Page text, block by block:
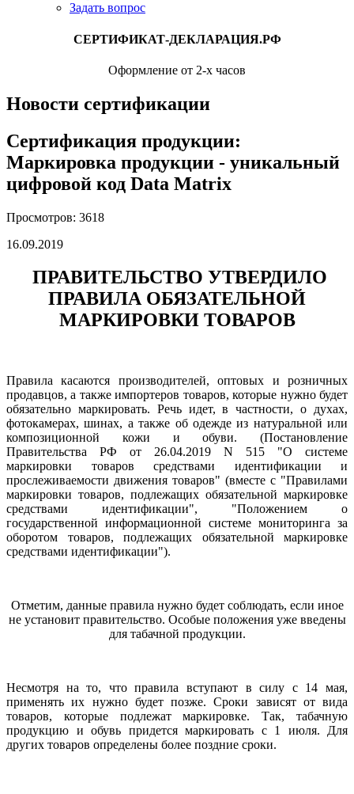
Задать вопрос
СЕРТИФИКАТ-ДЕКЛАРАЦИЯ.РФ
Оформление от 2-х часов
Новости сертификации
Сертификация продукции:
Маркировка продукции - уникальный
цифровой код Data Matrix
Просмотров: 3618
16.09.2019
ПРАВИТЕЛЬСТВО УТВЕРДИЛО
ПРАВИЛА ОБЯЗАТЕЛЬНОЙ
МАРКИРОВКИ ТОВАРОВ
Правила касаются производителей, оптовых и розничных
продавцов, а также импортеров товаров, которые нужно будет
обязательно маркировать. Речь идет, в частности, о духах,
фотокамерах, шинах, а также об одежде из натуральной или
композиционной кожи и обуви. (Постановление
Правительства РФ от 26.04.2019 N 515 "О системе
маркировки товаров средствами идентификации и
прослеживаемости движения товаров" (вместе с "Правилами
маркировки товаров, подлежащих обязательной маркировке
средствами идентификации", "Положением о
государственной информационной системе мониторинга за
оборотом товаров, подлежащих обязательной маркировке
средствами идентификации").
Отметим, данные правила нужно будет соблюдать, если иное
не установит правительство. Особые положения уже введены
для табачной продукции.
Несмотря на то, что правила вступают в силу с 14 мая,
применять их нужно будет позже. Сроки зависят от вида
товаров, которые подлежат маркировке. Так, табачную
продукцию и обувь придется маркировать с 1 июля. Для
других товаров определены более поздние сроки.